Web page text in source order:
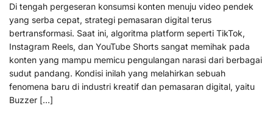
Di tengah pergeseran konsumsi konten menuju video pendek
yang serba cepat, strategi pemasaran digital terus
bertransformasi. Saat ini, algoritma platform seperti TikTok,
Instagram Reels, dan YouTube Shorts sangat memihak pada
konten yang mampu memicu pengulangan narasi dari berbagai
sudut pandang. Kondisi inilah yang melahirkan sebuah
fenomena baru di industri kreatif dan pemasaran digital, yaitu
Buzzer […]